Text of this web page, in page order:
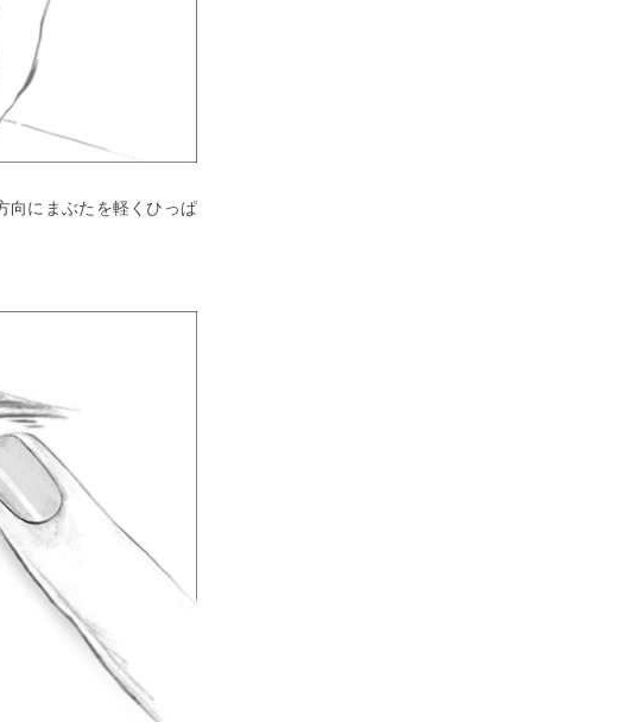
向にまぶたを軽くひっぱ